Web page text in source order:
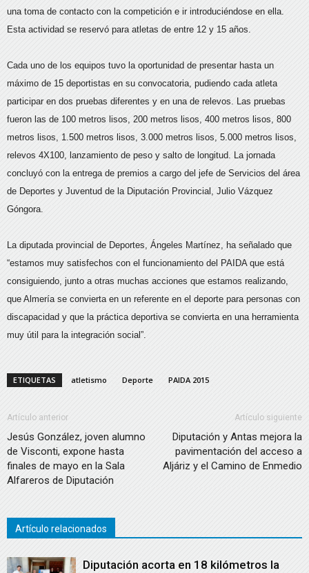
una toma de contacto con la competición e ir introduciéndose en ella.
Esta actividad se reservó para atletas de entre 12 y 15 años.
Cada uno de los equipos tuvo la oportunidad de presentar hasta un
máximo de 15 deportistas en su convocatoria, pudiendo cada atleta
participar en dos pruebas diferentes y en una de relevos. Las pruebas
fueron las de 100 metros lisos, 200 metros lisos, 400 metros lisos, 800
metros lisos, 1.500 metros lisos, 3.000 metros lisos, 5.000 metros lisos,
relevos 4X100, lanzamiento de peso y salto de longitud. La jornada
concluyó con la entrega de premios a cargo del jefe de Servicios del área
de Deportes y Juventud de la Diputación Provincial, Julio Vázquez
Góngora.
La diputada provincial de Deportes, Ángeles Martínez, ha señalado que
“estamos muy satisfechos con el funcionamiento del PAIDA que está
consiguiendo, junto a otras muchas acciones que estamos realizando,
que Almería se convierta en un referente en el deporte para personas con
discapacidad y que la práctica deportiva se convierta en una herramienta
muy útil para la integración social”.
ETIQUETAS atletismo Deporte PAIDA 2015
Artículo anterior
Jesús González, joven alumno
de Visconti, expone hasta
finales de mayo en la Sala
Alfareros de Diputación
Artículo siguiente
Diputación y Antas mejora la
pavimentación del acceso a
Aljáriz y el Camino de Enmedio
Artículo relacionados
Diputación acorta en 18 kilómetros la